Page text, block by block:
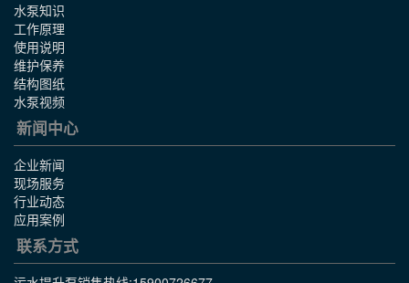
水泵知识
工作原理
使用说明
维护保养
结构图纸
水泵视频
新闻中心
企业新闻
现场服务
行业动态
应用案例
联系方式